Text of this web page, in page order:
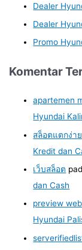
Dealer
Dealer
Promo
Komentar
apartemen
Hyundai
สล็อตแตกง่าย
Kredit dan
เว็บสล็อต
dan Cash
preview
Hyundai